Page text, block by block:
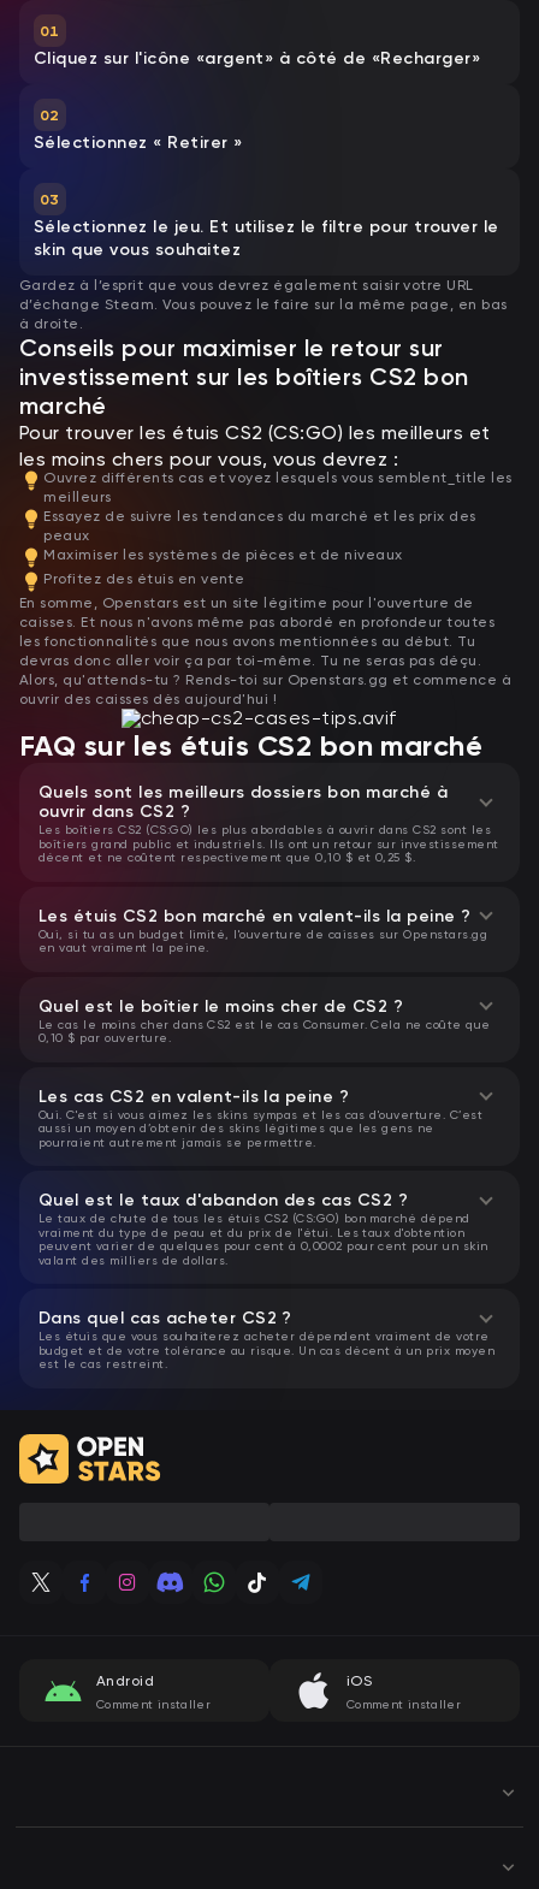
01
Cliquez sur l'icône «argent» à côté de «Recharger»
02
Sélectionnez « Retirer »
03
Sélectionnez le jeu. Et utilisez le filtre pour trouver le
skin que vous souhaitez
Gardez à l’esprit que vous devrez également saisir votre URL
d’échange Steam. Vous pouvez le faire sur la même page, en bas
à droite.
Conseils pour maximiser le retour sur
investissement sur les boîtiers CS2 bon
marché
Pour trouver les étuis CS2 (CS:GO) les meilleurs et
les moins chers pour vous, vous devrez :
Ouvrez différents cas et voyez lesquels vous semblent_title les
meilleurs
Essayez de suivre les tendances du marché et les prix des
peaux
Maximiser les systèmes de pièces et de niveaux
Profitez des étuis en vente
En somme, Openstars est un site légitime pour l'ouverture de
caisses. Et nous n'avons même pas abordé en profondeur toutes
les fonctionnalités que nous avons mentionnées au début. Tu
devras donc aller voir ça par toi-même. Tu ne seras pas déçu.
Alors, qu'attends-tu ? Rends-toi sur Openstars.gg et commence à
ouvrir des caisses dès aujourd'hui !
FAQ sur les étuis CS2 bon marché
Quels sont les meilleurs dossiers bon marché à
ouvrir dans CS2 ?
Les boîtiers CS2 (CS:GO) les plus abordables à ouvrir dans CS2 sont les
boîtiers grand public et industriels. Ils ont un retour sur investissement
décent et ne coûtent respectivement que 0,10 $ et 0,25 $.
Les étuis CS2 bon marché en valent-ils la peine ?
Oui, si tu as un budget limité, l'ouverture de caisses sur Openstars.gg
en vaut vraiment la peine.
Quel est le boîtier le moins cher de CS2 ?
Le cas le moins cher dans CS2 est le cas Consumer. Cela ne coûte que
0,10 $ par ouverture.
Les cas CS2 en valent-ils la peine ?
Oui. C'est si vous aimez les skins sympas et les cas d'ouverture. C’est
aussi un moyen d’obtenir des skins légitimes que les gens ne
pourraient autrement jamais se permettre.
Quel est le taux d'abandon des cas CS2 ?
Le taux de chute de tous les étuis CS2 (CS:GO) bon marché dépend
vraiment du type de peau et du prix de l'étui. Les taux d'obtention
peuvent varier de quelques pour cent à 0,0002 pour cent pour un skin
valant des milliers de dollars.
Dans quel cas acheter CS2 ?
Les étuis que vous souhaiterez acheter dépendent vraiment de votre
budget et de votre tolérance au risque. Un cas décent à un prix moyen
est le cas restreint.
Android
Comment installer
iOS
Comment installer